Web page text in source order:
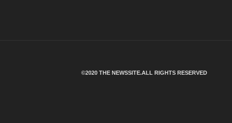
©︎2020 THE NEWSSITE.ALL RIGHTS RESERVED